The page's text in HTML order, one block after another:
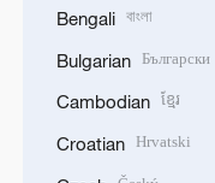
Bengali বাংলা
Bulgarian Български
Cambodian ខ្មែរ
Croatian Hrvatski